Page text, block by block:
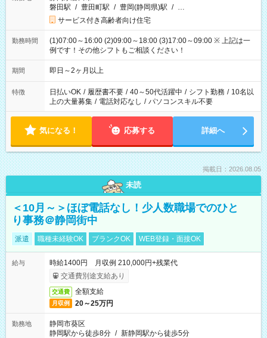
磐田駅 / 豊田町駅 / 豊岡(静岡県)駅 / …
サービス付き高齢者向け住宅
勤務時間
(1)07:00～16:00 (2)09:00～18:00 (3)17:00～09:00 ※ 上記は一
例です！その他シフトもご相談ください！
期間 即日～2ヶ月以上
特徴 日払いOK / 履歴書不要 / 40～50代活躍中 / シフト勤務 / 10名以
上の大量募集 / 電話対応なし / パソコンスキル不要
気になる！ 応募する 詳細へ
掲載日：2026.08.05
未読
＜10月～＞ほぼ電話なし！少人数職場でのひと
り事務＠静岡街中
派遣 職種未経験OK ブランクOK WEB登録・面接OK
給与
時給1400円 月収例 210,000円+残業代
交通費別途支給あり
交通費 全額支給
月収例 20～25万円
勤務地
静岡市葵区
静岡駅から徒歩8分 / 新静岡駅から徒歩5分